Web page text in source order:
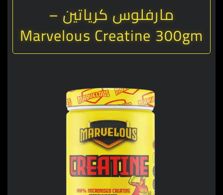
مارفلوس كرياتين –
Marvelous Creatine 300gm